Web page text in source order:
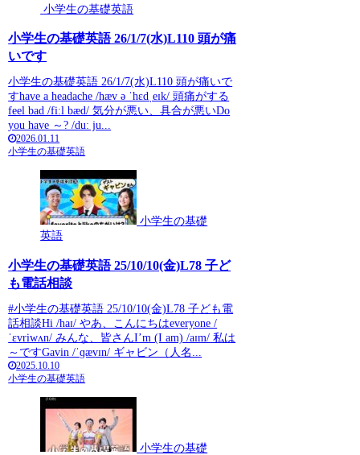
小学生の基礎英語
小学生の基礎英語 26/1/7(水)L110 頭が痛
いです
小学生の基礎英語 26/1/7(水)L110 頭が痛いで
すhave a headache /hæv ə ˈhɛdˌeɪk/ 頭痛がする
feel bad /fiːl bæd/ 気分が悪い、具合が悪いDo
you have ～? /duː ju...
2026.01.11
小学生の基礎英語
小学生の基礎
英語
小学生の基礎英語 25/10/10(金)L78 子ど
も電話相談
#小学生の基礎英語 25/10/10(金)L78 子ども電
話相談Hi /haɪ/ やあ、こんにちはeveryone /
ˈɛvriwʌn/ みんな、皆さんI’m (I am) /aɪm/ 私は
～ですGavin /ˈɡævɪn/ ギャビン（人名...
2025.10.10
小学生の基礎英語
小学生の基礎